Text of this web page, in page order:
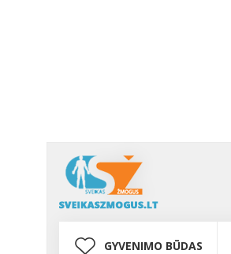
GYVENIMO BŪDAS